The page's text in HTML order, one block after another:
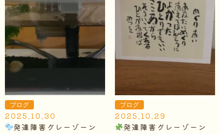
ブログ
2025.10.30
発達障害グレーゾーン
ブログ
2025.10.29
発達障害グレーゾーン